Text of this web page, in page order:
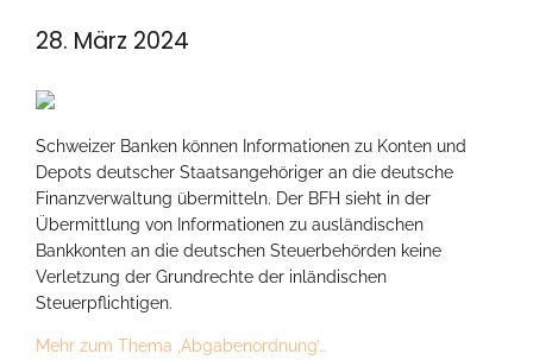
28. März 2024
Schweizer Banken können Informationen zu Konten und
Depots deutscher Staatsangehöriger an die deutsche
Finanzverwaltung übermitteln. Der BFH sieht in der
Übermittlung von Informationen zu ausländischen
Bankkonten an die deutschen Steuerbehörden keine
Verletzung der Grundrechte der inländischen
Steuerpflichtigen.
Mehr zum Thema ‚Abgabenordnung’…